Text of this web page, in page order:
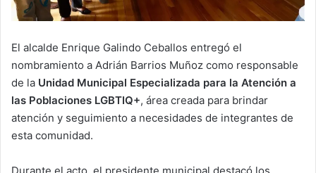
El alcalde Enrique Galindo Ceballos entregó el
nombramiento a Adrián Barrios Muñoz como responsable
de la Unidad Municipal Especializada para la Atención a
las Poblaciones LGBTIQ+, área creada para brindar
atención y seguimiento a necesidades de integrantes de
esta comunidad.